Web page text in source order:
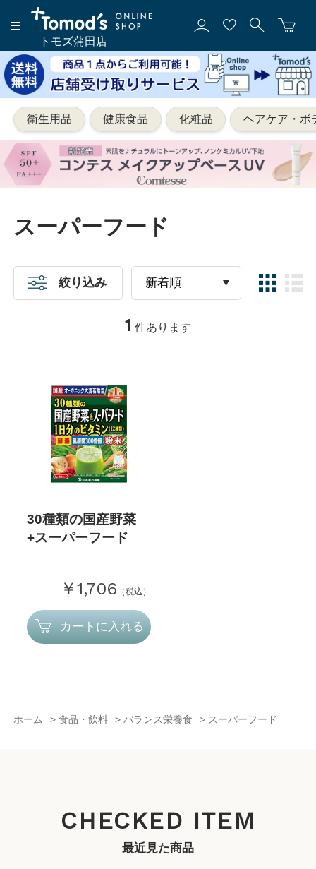
トモズ蒲田店
衛生用品 健康食品 化粧品 ヘアケア・ボ
スーパーフード
絞り込み
1 件あります
30種類の国産野菜
+スーパーフード
￥1,706 （税込）
カートに入れる
ホーム >食品・飲料 >バランス栄養食 > スーパーフード
CHECKED ITEM
最近見た商品